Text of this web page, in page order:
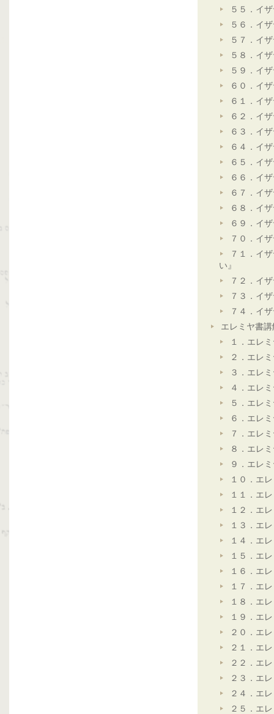
５５．イ
５６．イ
５７．イ
５８．イ
５９．イ
６０．イ
６１．イ
６２．イ
６３．イ
６４．イ
６５．イ
６６．イ
６７．イ
６８．イ
６９．イ
７０．イ
７１．イ
い』
７２．イ
７３．イ
７４．イ
エレミヤ書講
１．エレ
２．エレ
３．エレ
４．エレ
５．エレ
６．エレ
７．エレ
８．エレ
９．エレ
１０．エ
１１．エ
１２．エ
１３．エ
１４．エ
１５．エ
１６．エ
１７．エ
１８．エ
１９．エ
２０．エ
２１．エ
２２．エ
２３．エ
２４．エ
２５．エ